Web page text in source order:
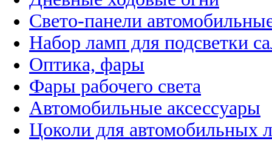
Свето-панели
Набор ламп для подсветки
Оптика, фары
Фары рабочего света
Автомобильные аксессуары
Цоколи для автомобильных